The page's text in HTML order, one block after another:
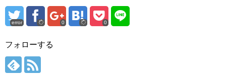
error 0 0
フォローする